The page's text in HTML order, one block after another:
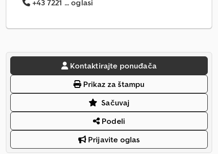
+43 7221 ... oglasi
Kontaktirajte ponuđača
Prikaz za štampu
Sačuvaj
Podeli
Prijavite oglas